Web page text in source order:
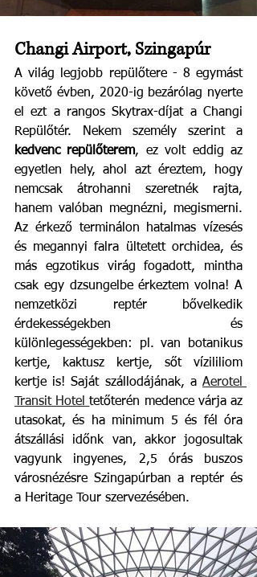
Changi Airport, Szingapúr
A világ legjobb repülőtere - 8 egymást
követő évben, 2020-ig bezárólag nyerte
el ezt a rangos Skytrax-díjat a Changi
kedvenc repülőterem, ez volt eddig az
egyetlen hely, ahol azt éreztem, hogy
nemcsak átrohanni szeretnék rajta,
hanem valóban megnézni, megismerni.
Az érkező terminálon hatalmas vízesés
és megannyi falra ültetett orchidea, és
más egzotikus virág fogadott, mintha
csak egy dzsungelbe érkeztem volna! A
nemzetközi reptér bővelkedik
érdekességekben és
különlegességekben: pl. van botanikus
kertje, kaktusz kertje, sőt vízililiom
kertje is! Saját szállodájának, a Aerotel
Transit Hotel tetőterén medence várja az
utasokat, és ha minimum 5 és fél óra
átszállási időnk van, akkor jogosultak
vagyunk ingyenes, 2,5 órás buszos
városnézésre Szingapúrban a reptér és
a Heritage Tour szervezésében.